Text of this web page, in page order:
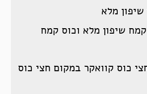
מלא
שיפון מלא וכוס קמח
כוס קוואקר במקום חצי כוס